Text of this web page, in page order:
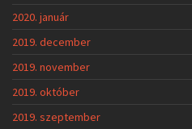
2020. január
2019. december
2019. november
2019. október
2019. szeptember